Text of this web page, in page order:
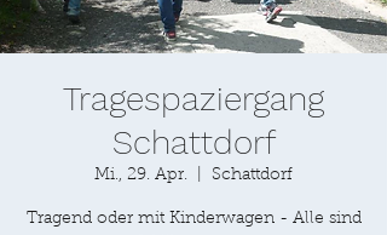
Tragespaziergang
Schattdorf
Mi., 29. Apr. Schattdorf
Tragend oder mit Kinderwagen - Alle sind